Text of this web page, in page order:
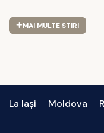
MAI MULTE STIRI
La Iași Moldova